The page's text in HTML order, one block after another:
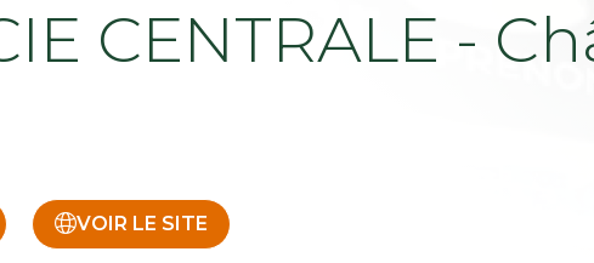
CENTRALE -
VOIR LE SITE